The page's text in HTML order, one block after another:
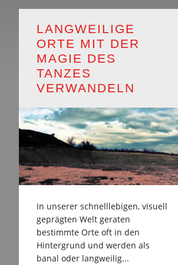
LANGWEILIGE
ORTE MIT DER
MAGIE DES
TANZES
VERWANDELN
In unserer schnelllebigen, visuell
geprägten Welt geraten
bestimmte Orte oft in den
Hintergrund und werden als
banal oder langweilig...